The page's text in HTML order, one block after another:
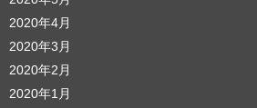
2020年4月
2020年3月
2020年2月
2020年1月